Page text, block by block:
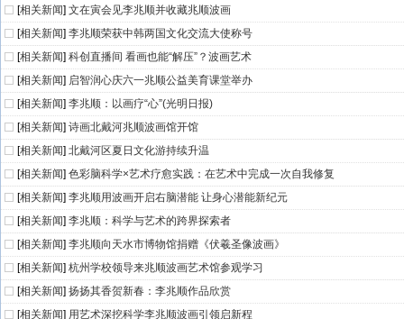
[相关新闻] 文在寅会见李兆顺并收藏兆顺波画
[相关新闻] 李兆顺荣获中韩两国文化交流大使称号
[相关新闻] 科创直播间 看画也能“解压”？波画艺术
[相关新闻] 启智润心庆六一兆顺公益美育课堂举办
[相关新闻] 李兆顺：以画疗“心”(光明日报)
[相关新闻] 诗画北戴河兆顺波画馆开馆
[相关新闻] 北戴河区夏日文化游持续升温
[相关新闻] 色彩脑科学×艺术疗愈实践：在艺术中完成一次自我修复
[相关新闻] 李兆顺用波画开启右脑潜能 让身心潜能新纪元
[相关新闻] 李兆顺：科学与艺术的跨界探索者
[相关新闻] 李兆顺向天水市博物馆捐赠《伏羲圣像波画》
[相关新闻] 杭州学校领导来兆顺波画艺术馆参观学习
[相关新闻] 扬扬其香贺新春：李兆顺作品欣赏
[相关新闻] 用艺术深挖科学李兆顺波画引领启新程